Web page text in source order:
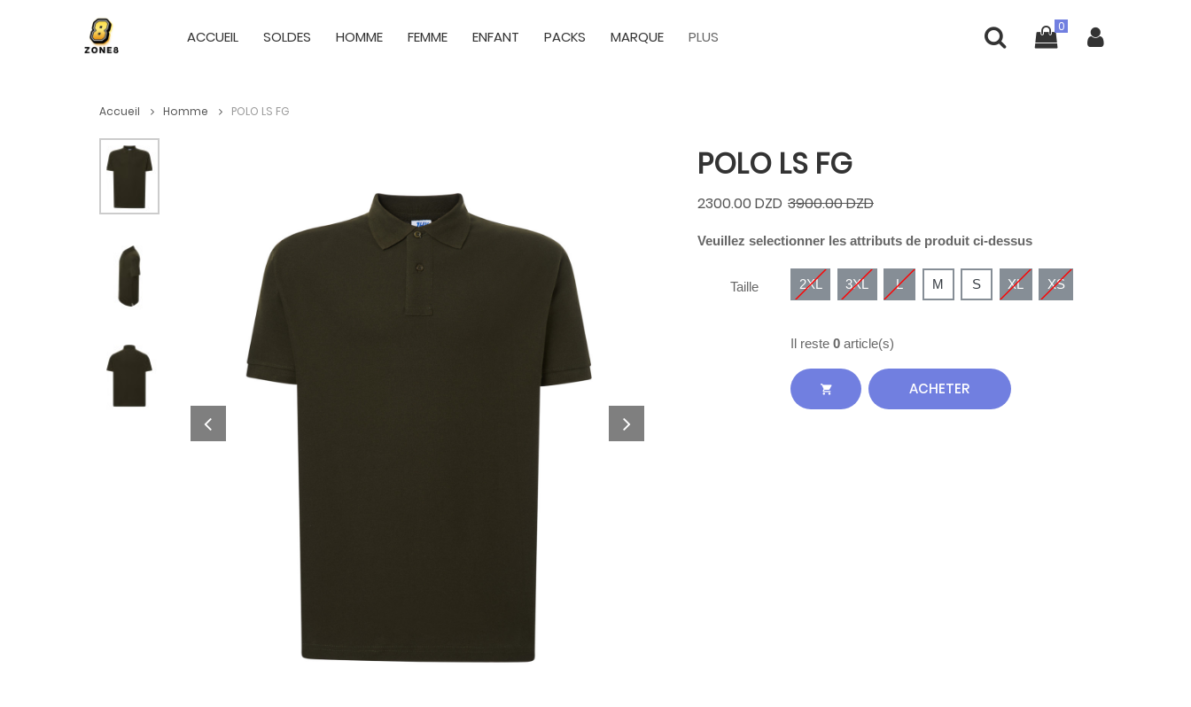
ACCUEIL SOLDES HOMME FEMME ENFANT PACKS MARQUE PLUS
Accueil Homme POLO LS FG
POLO LS FG
2300.00 DZD 3900.00 DZD
Veuillez selectionner les attributs de produit ci-dessus
Taille 2XL 3XL L M S XL XS
Il reste 0 article(s)
ACHETER